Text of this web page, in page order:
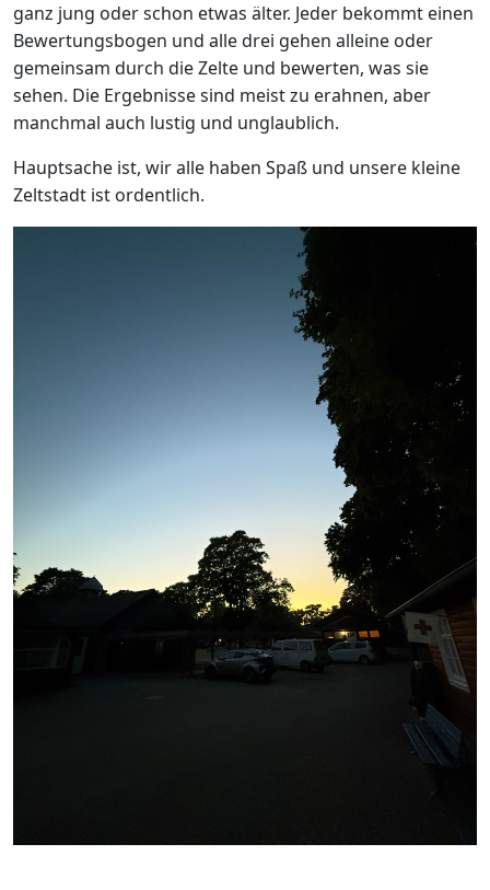
ganz jung oder schon etwas älter. Jeder bekommt einen
Bewertungsbogen und alle drei gehen alleine oder
gemeinsam durch die Zelte und bewerten, was sie
sehen. Die Ergebnisse sind meist zu erahnen, aber
manchmal auch lustig und unglaublich.
Hauptsache ist, wir alle haben Spaß und unsere kleine
Zeltstadt ist ordentlich.